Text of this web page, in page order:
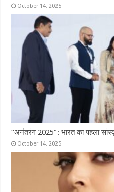
October 14, 2025
“अनंतरंग 2025”: भारत का पहला
October 14, 2025